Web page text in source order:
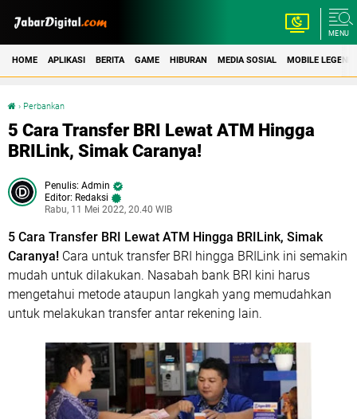
MENU
HOME APLIKASI BERITA GAME HIBURAN MEDIA SOSIAL MOBILE
› Perbankan
5 Cara Transfer BRI Lewat ATM Hingga
BRILink, Simak Caranya!
Admin
Editor: Redaksi
Rabu, 11 Mei 2022, 20.40 WIB
5 Cara Transfer BRI Lewat ATM Hingga BRILink, Simak
Caranya! Cara untuk transfer BRI hingga BRILink ini semakin
mudah untuk dilakukan. Nasabah bank BRI kini harus
mengetahui metode ataupun langkah yang memudahkan
untuk melakukan transfer antar rekening lain.